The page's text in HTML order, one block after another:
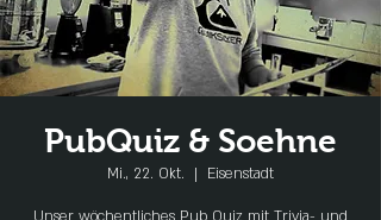
PubQuiz & Soehne
Mi., 22. Okt.
  |
Eisenstadt